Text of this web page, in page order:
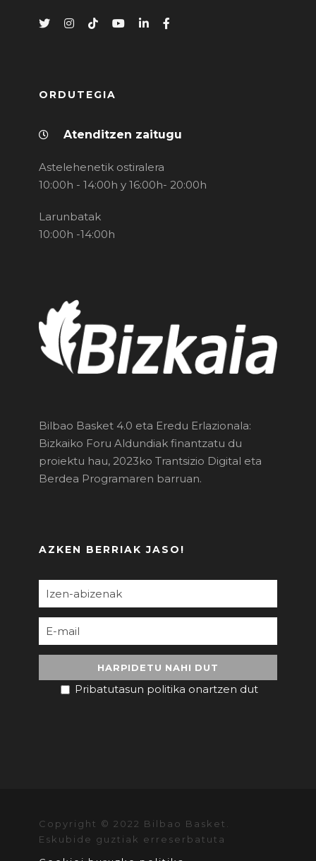
ORDUTEGIA
Atenditzen zaitugu
Astelehenetik ostiralera
10:00h - 14:00h y 16:00h- 20:00h
Larunbatak
10:00h -14:00h
Bilbao Basket 4.0 eta Eredu Erlazionala:
Bizkaiko Foru Aldundiak finantzatu du
proiektu hau, 2023ko Trantsizio Digital eta
Berdea Programaren barruan.
AZKEN BERRIAK JASO!
Pribatutasun politika onartzen dut
Copyright © 2022 Bilbao Basket.
Eskubide guztiak erreserbatuta